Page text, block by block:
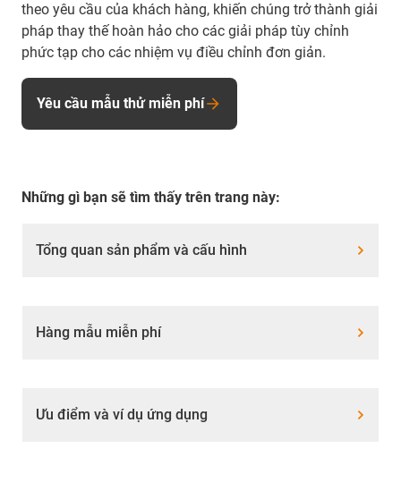
theo yêu cầu của khách hàng, khiến chúng trở thành giải
pháp thay thế hoàn hảo cho các giải pháp tùy chỉnh
phức tạp cho các nhiệm vụ điều chỉnh đơn giản.
Yêu cầu mẫu thử miễn phí
Những gì bạn sẽ tìm thấy trên trang này:
Tổng quan sản phẩm và cấu hình
Hàng mẫu miễn phí
Ưu điểm và ví dụ ứng dụng